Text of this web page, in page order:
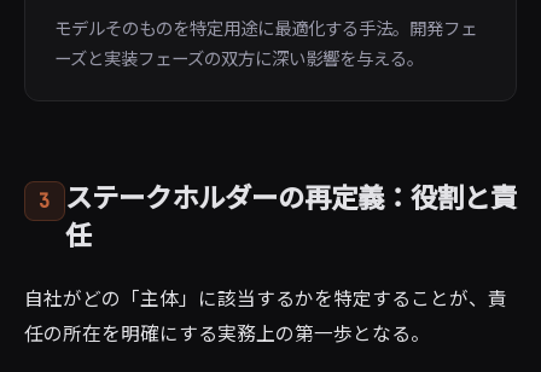
モデルそのものを特定用途に最適化する手法。開発フェ
ーズと実装フェーズの双方に深い影響を与える。
3 ステークホルダーの再定義：役割と責
任
自社がどの「主体」に該当するかを特定することが、責
任の所在を明確にする実務上の第一歩となる。